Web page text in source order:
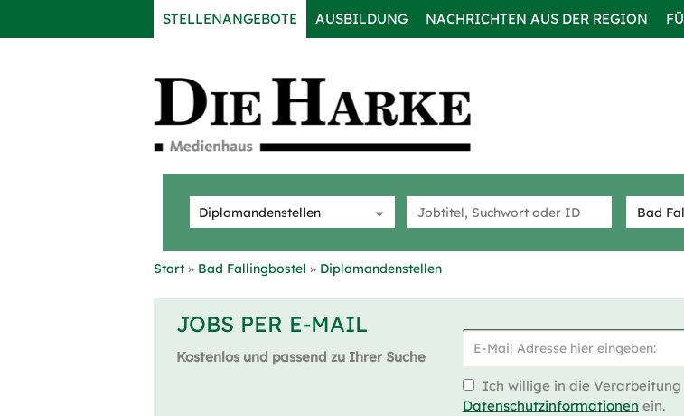
STELLENANGEBOTE AUSBILDUNG NACHRICHTEN AUS DER REGION
Start Bad Fallingbostel Diplomandenstellen
JOBS PER E-MAIL
Kostenlos und passend zu Ihrer Suche
Ich willige in die
Datenschutzinformationen ein.